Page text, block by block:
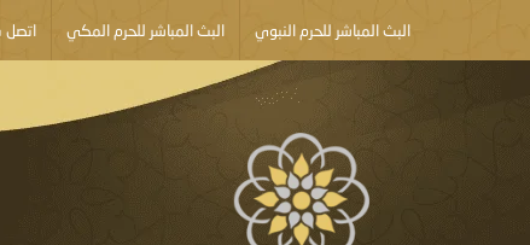
البث المباشر للحرم النبوي البث المباشر للحرم المكي اتصل